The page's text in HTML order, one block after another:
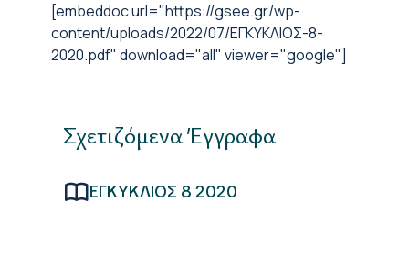
[embeddoc url="https://gsee.gr/wp-
content/uploads/2022/07/ΕΓΚΥΚΛΙΟΣ-8-
2020.pdf" download="all" viewer="google"]
Σχετιζόμενα Έγγραφα
ΕΓΚΥΚΛΙΟΣ 8 2020